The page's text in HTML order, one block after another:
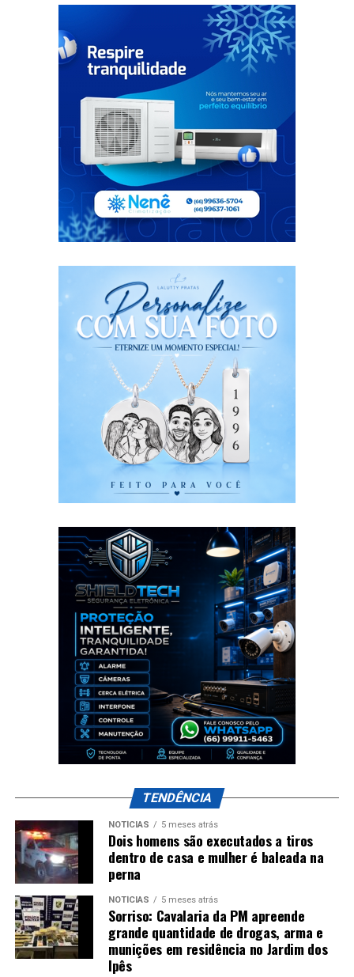
TENDÊNCIA
NOTÍCIAS 5 meses atrás
Dois homens são executados a tiros
dentro de casa e mulher é baleada na
perna
NOTÍCIAS 5 meses atrás
Sorriso: Cavalaria da PM apreende
grande quantidade de drogas, arma e
munições em residência no Jardim dos
Ipês